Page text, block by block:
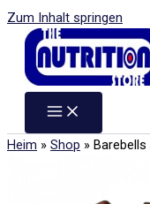
Zum Inhalt springen
Heim » Shop »